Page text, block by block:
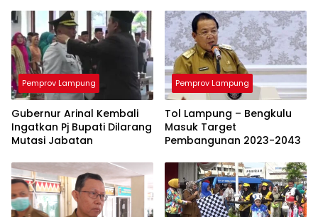
Pemprov Lampung
Gubernur Arinal Kembali
Ingatkan Pj Bupati Dilarang
Mutasi Jabatan
Pemprov Lampung
Tol Lampung – Bengkulu
Masuk Target
Pembangunan 2023-2043